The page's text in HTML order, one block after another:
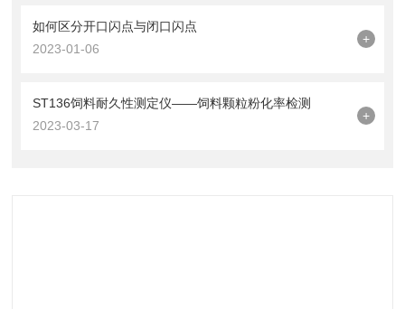
如何区分开口闪点与闭口闪点
2023-01-06
+
ST136饲料耐久性测定仪——饲料颗粒粉化率检测
2023-03-17
+